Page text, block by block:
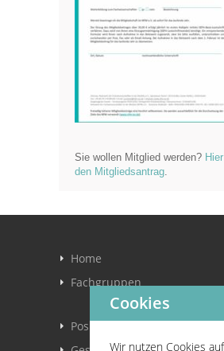
Sie wollen Mitglied werden?
den Mitgliedsantrag.
Home
Fachgruppen
Positionspapier
Cookies
Wir nutzen Cookies